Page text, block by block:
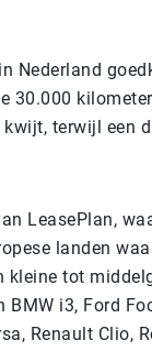
Nederland
30.000
terwijl een
LeasePlan,
landen
kleine tot
BMW i3, Ford
Renault Clio,